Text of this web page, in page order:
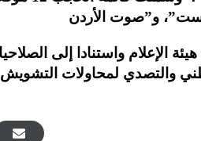
الإعلام واستنادا إلى
والتصدي لمحاولات التشويش